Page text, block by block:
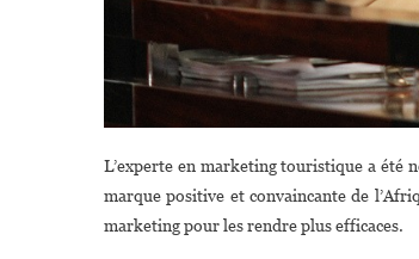
L’experte en marketing touristique a été
marque positive et convaincante de
marketing pour les rendre plus efficaces.